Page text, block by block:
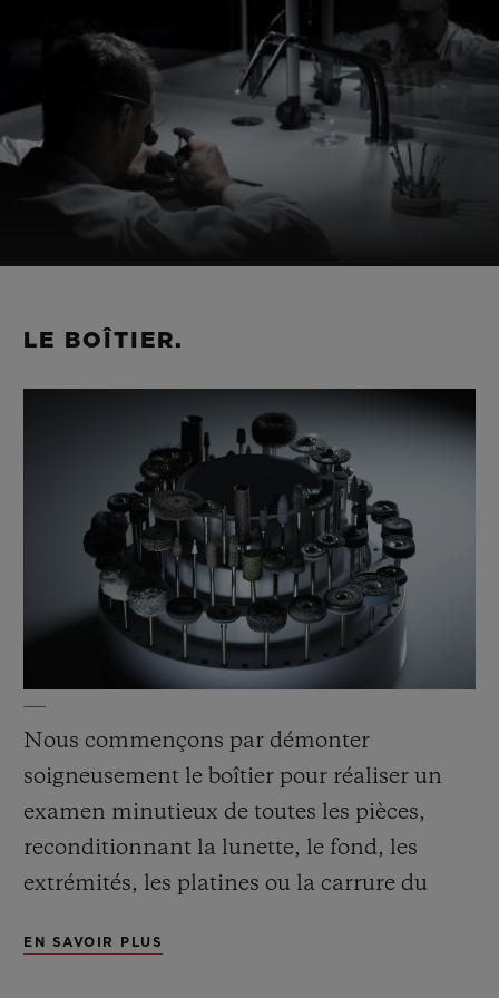
LE BOÎTIER.
Nous commençons par démonter
soigneusement le boîtier pour réaliser un
examen minutieux de toutes les pièces,
reconditionnant la lunette, le fond, les
extrémités, les platines ou la carrure du
défectueuses.
EN SAVOIR PLUS